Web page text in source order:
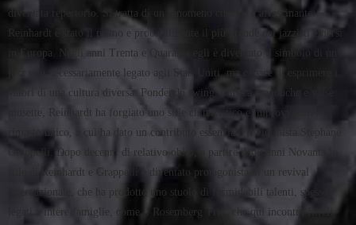
diventata repertorio. Si tratta di un fenomeno curioso e affascinante:
Reinhardt è stato il primo e probabilmente il più grande dei jazzisti emersi
in Europa. Negli anni Trenta e Quaranta egli è diventato il simbolo di un
jazz non necessariamente legato agli Stati Uniti, ma capace di esprimere i
valori di una cultura diversa. Fondendo swing, musica manouche e valse
musette, Reinhardt ha forgiato uno stile chitarristico e improvvisativo
rimasto unico, a cui ha dato un contributo essenziale il violinista Stephane
Grappelli. Dopo decenni di relativo oblio, a partire dagli anni Novanta lo
stile di Reinhardt e Grappelli è diventato protagonista di un revival
internazionale, che ha prodotto uno stuolo di formidabili talenti, spesso
legati a intere famiglie, come il Rosemberg Trio, che qui incontra Bireli